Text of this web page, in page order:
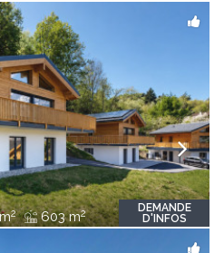
2 603 m2
DEMANDE
D'INFOS